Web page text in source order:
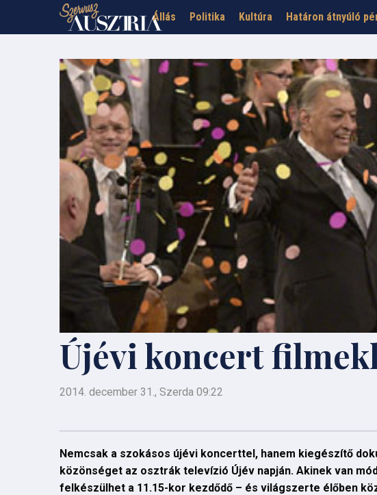
Állás Politika Kultúra Határon átnyúló
Újévi koncert
2014. december 31., Szerda 09:22
Nemcsak a szokásos újévi koncerttel, hanem kiegészítő
közönséget az osztrák televízió Újév napján. Akinek van
felkészülhet a 11.15-kor kezdődő – és világszerte élőben